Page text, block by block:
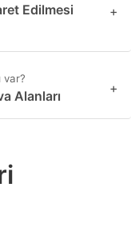
Edilmesi
+
var?
Alanları +